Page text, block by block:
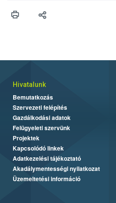
biztonsági Hivatal (Nébih)
Hivatalunk
Bemutatkozás
Szervezeti felépítés
Gazdálkodási adatok
Felügyeleti szervünk
Projektek
Kapcsolódó linkek
Adatkezelési tájékoztató
Akadálymentességi nyilatkozat
Üzemeltetési információ